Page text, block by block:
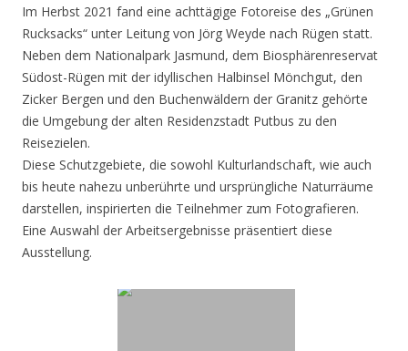
Im Herbst 2021 fand eine achttägige Fotoreise des „Grünen
Rucksacks“ unter Leitung von Jörg Weyde nach Rügen statt.
Neben dem Nationalpark Jasmund, dem Biosphärenreservat
Südost-Rügen mit der idyllischen Halbinsel Mönchgut, den
Zicker Bergen und den Buchenwäldern der Granitz gehörte
die Umgebung der alten Residenzstadt Putbus zu den
Reisezielen.
Diese Schutzgebiete, die sowohl Kulturlandschaft, wie auch
bis heute nahezu unberührte und ursprüngliche Naturräume
darstellen, inspirierten die Teilnehmer zum Fotografieren.
Eine Auswahl der Arbeitsergebnisse präsentiert diese
Ausstellung.